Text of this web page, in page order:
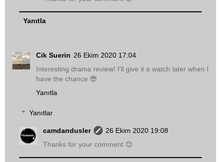
Yanıtla
Cik Suerin 26 Ekim 2020 17:04
Interesting drama review! I'll give it a watch later when I
have the chance 😎
Yanıtla
Yanıtlar
camdandusler
26 Ekim 2020 19:08
Thanks for your comment 😊